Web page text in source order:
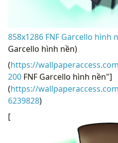
858x1286 FNF Garcello hình
Garcello hình nền)
(https://
200 FNF Garcello hình nền"]
(https://
6239828)
[